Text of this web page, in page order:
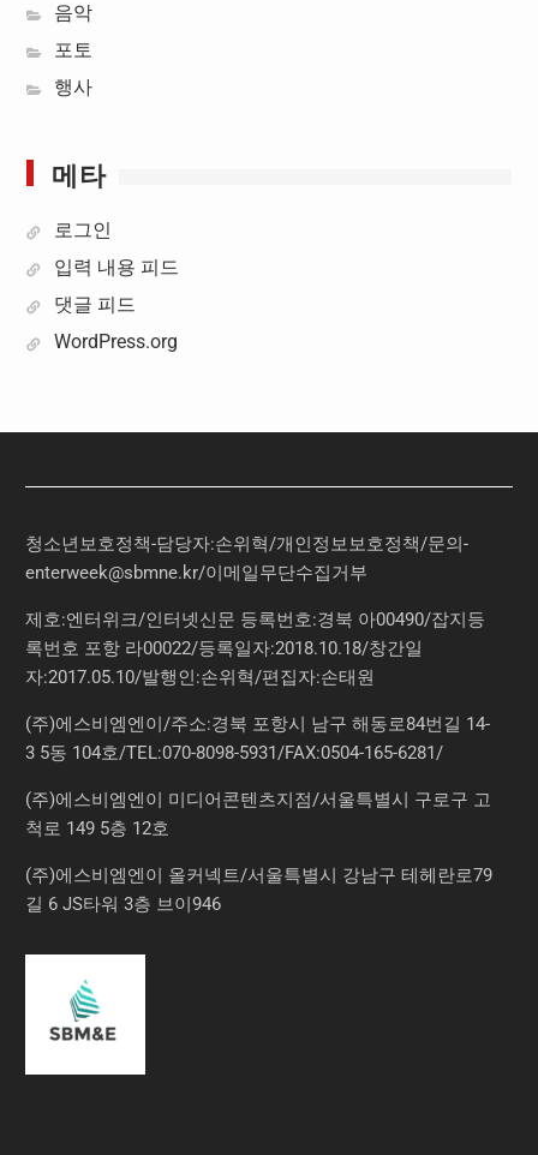
음악
포토
행사
메타
로그인
입력 내용 피드
댓글 피드
WordPress.org
청소년보호정책-담당자:손위혁/개인정보보호정책/문의-
enterweek@sbmne.kr/이메일무단수집거부
제호:엔터위크/인터넷신문 등록번호:경북 아00490/잡지등
록번호 포항 라00022/등록일자:2018.10.18/창간일
자:2017.05.10/발행인:손위혁/편집자:손태원
(주)에스비엠엔이/주소:경북 포항시 남구 해동로84번길 14-
3 5동 104호/TEL:070-8098-5931/FAX:0504-165-6281/
(주)에스비엠엔이 미디어콘텐츠지점/서울특별시 구로구 고
척로 149 5층 12호
(주)에스비엠엔이 올커넥트/서울특별시 강남구 테헤란로79
길 6 JS타워 3층 브이946